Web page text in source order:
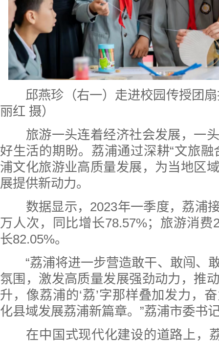
邱燕珍（右一）走进校园传授团
丽红 摄）
旅游一头连着经济社会发展，一头
好生活的期盼。荔浦通过深耕“文旅融
浦文化旅游业高质量发展，为当地区
展提供新动力。
数据显示，2023年一季度，荔浦接
万人次，同比增长78.57%；旅游消费
长82.05%。
“荔浦将进一步营造敢干、敢闯、
氛围，激发高质量发展强劲动力，推
升，像荔浦的‘荔’字那样叠加发力，
化县域发展荔浦新篇章。”荔浦市委书
在中国式现代化建设的道路上，荔